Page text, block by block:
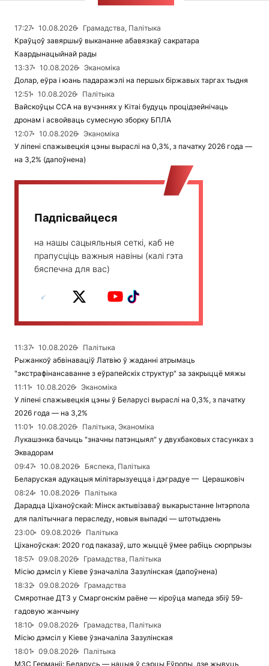
17:27 10.08.2026
Грамадства, Палітыка
Краўцоў завяршыў выкананне абавязкаў сакратара
Каардынацыйнай рады
13:37
10.08.2026
Эканоміка
Долар, еўра і юань падаражэлі на першых біржавых таргах тыдня
12:51
10.08.2026
Палітыка
Вайскоўцы ССА на вучэннях у Кітаі будуць процідзейнічаць
дронам і асвойваць сумесную зборку БПЛА
12:07
10.08.2026
Эканоміка
У ліпені спажывецкія цэны выраслі на 0,3%, з пачатку 2026 года —
на 3,2% (дапоўнена)
Падпісвайцеся
на нашы сацыяльныя сеткі, каб не
прапусціць важныя навіны (калі гэта
бяспечна для вас)
11:37 10.08.2026
Палітыка
Рыжанкоў абвінаваціў Латвію ў жаданні атрымаць
"экстрафінансаванне з еўрапейскіх структур" за закрыццё мяжы
11:11
10.08.2026
Эканоміка
У ліпені спажывецкія цэны ў Беларусі выраслі на 0,3%, з пачатку
2026 года — на 3,2%
11:01
10.08.2026
Палітыка, Эканоміка
Лукашэнка бачыць "значны патэнцыял" у двухбаковых стасунках з
Эквадорам
09:47
10.08.2026
Бяспека, Палітыка
Беларуская адукацыя мілітарызуецца і дэградуе — Церашковіч
08:24
10.08.2026
Палітыка
Дарадца Ціханоўскай: Мінск актывізаваў выкарыстанне Інтэрпола
для палітычнага пераследу, новыя выпадкі — штотыдзень
23:00
09.08.2026
Палітыка
Ціханоўская: 2020 год паказаў, што жыццё ўмее рабіць сюрпрызы
18:57
09.08.2026
Грамадства, Палітыка
Місію дэмсіл у Кіеве ўзначаліла Зазулінская (дапоўнена)
18:32
09.08.2026
Грамадства
Смяротнае ДТЗ у Смаргонскім раёне — кіроўца мапеда збіў 59-
гадовую жанчыну
18:10
09.08.2026
Грамадства, Палітыка
Місію дэмсіл у Кіеве ўзначаліла Зазулінская
18:01
09.08.2026
Палітыка
МЗС Германіі: Беларусь — нацыя ў сэрцы Еўропы, дзе жывуць